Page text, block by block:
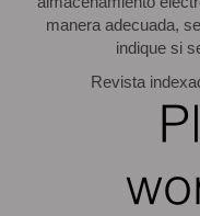
manera adecuada,
indique si
Revista